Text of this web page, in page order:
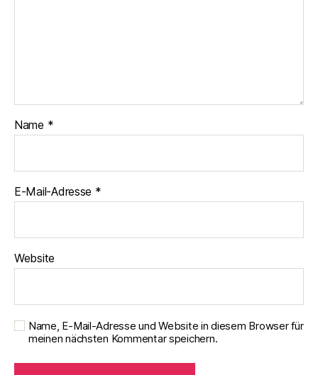
Name *
E-Mail-Adresse *
Website
Name, E-Mail-Adresse und Website in diesem Browser für
meinen nächsten Kommentar speichern.